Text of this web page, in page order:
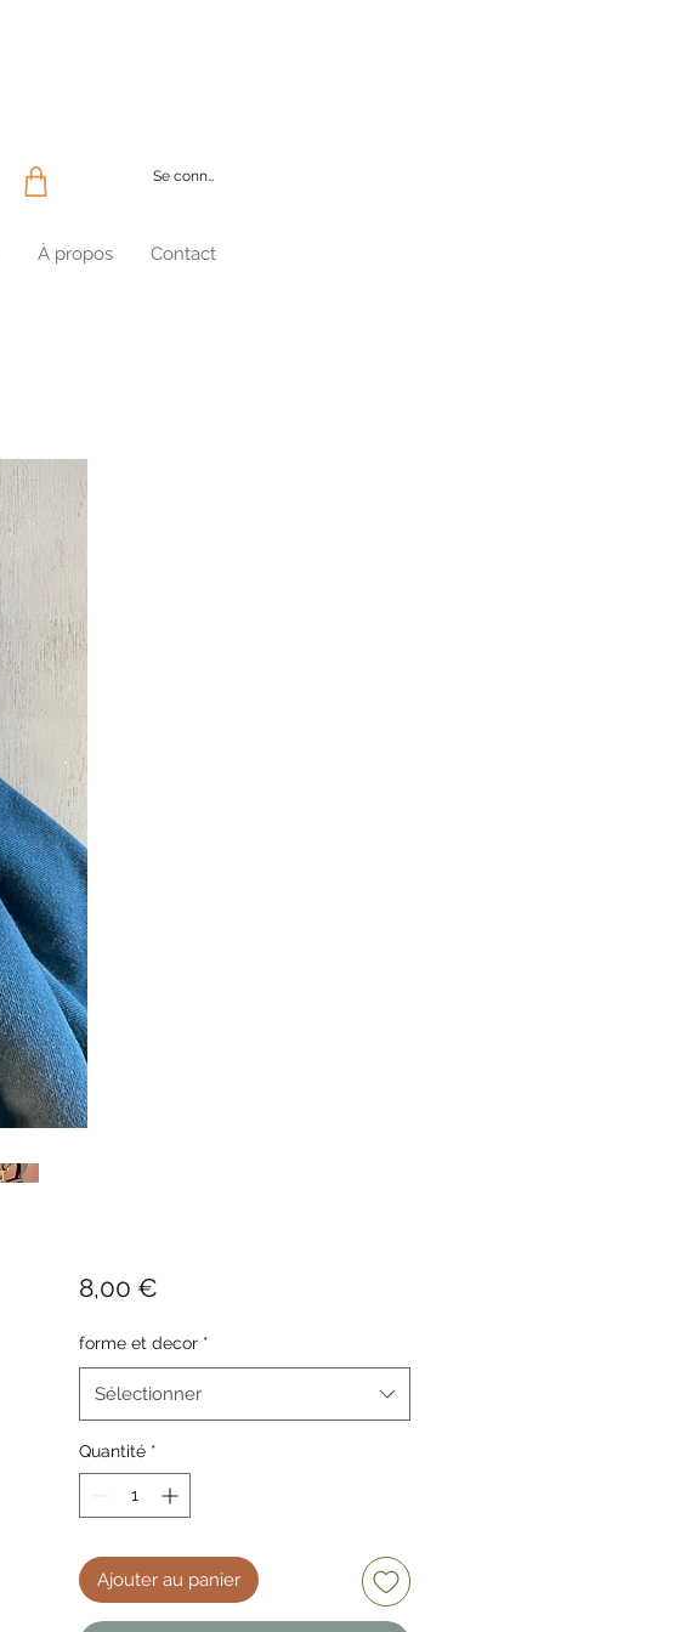
Se connecter
À propos Contact
8,00 €Prix
forme et decor *
Sélectionner
Quantité *
Ajouter au panier